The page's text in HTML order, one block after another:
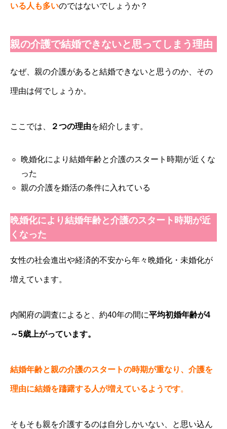
いる人も多いのではないでしょうか？
親の介護で結婚できないと思ってしまう理由
なぜ、親の介護があると結婚できないと思うのか、その
理由は何でしょうか。
ここでは、 ２つの理由を紹介します。
晩婚化により結婚年齢と介護のスタート時期が近くな
った
親の介護を婚活の条件に入れている
晩婚化により結婚年齢と介護のスタート時期が近
くなった
女性の社会進出や経済的不安から年々晩婚化・未婚化が
増えています。
内閣府の調査によると、約40年の間に平均初婚年齢が4
～5歳上がっています。
結婚年齢と親の介護のスタートの時期が重なり、介護を
理由に結婚を躊躇する人が増えているようです。
そもそも親を介護するのは自分しかいない、と思い込ん